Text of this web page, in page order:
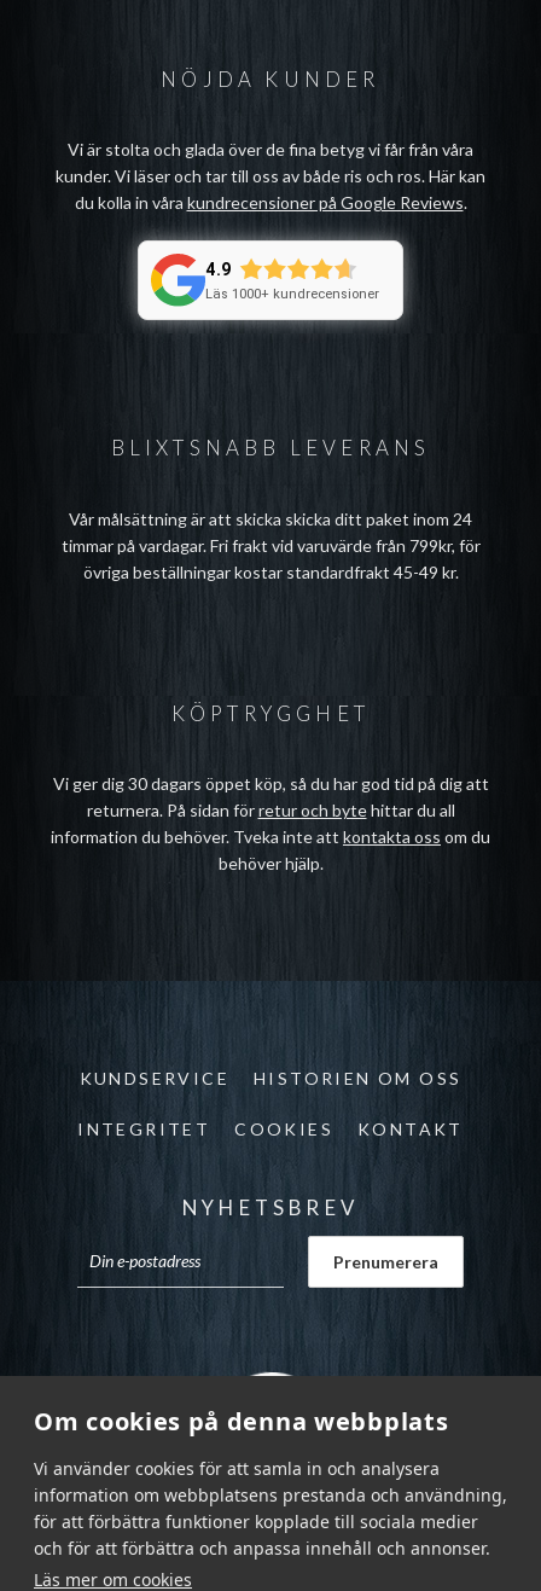
Om cookies på denna webbplats
Vi använder cookies för att samla in och analysera
information om webbplatsens prestanda och användning,
för att förbättra funktioner kopplade till sociala medier
och för att förbättra och anpassa innehåll och annonser.
Läs mer om cookies
BLIXTSNABB LEVERANS
Vår målsättning är att skicka skicka ditt paket inom 24
timmar på vardagar. Fri frakt vid varuvärde från 799kr, för
övriga beställningar kostar standardfrakt 45-49 kr.
NÖJDA KUNDER
Vi är stolta och glada över de fina betyg vi får från våra
kunder. Vi läser och tar till oss av både ris och ros. Här kan
du kolla in våra kundrecensioner på Google Reviews.
4.9
Läs 1000+ kundrecensioner
KÖPTRYGGHET
Vi ger dig 30 dagars öppet köp, så du har god tid på dig att
returnera. På sidan förretur och bytehittar du all
information du behöver. Tveka inte att kontakta oss om du
behöver hjälp.
KUNDSERVICE HISTORIEN OM OSS
INTEGRITET COOKIES KONTAKT
NYHETSBREV